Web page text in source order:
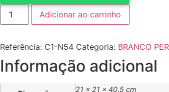
Adicionar ao carrinho
Referência: C1-N54 Categoria: BRANCO
Informação adicional
21 × 21 × 40.5 cm